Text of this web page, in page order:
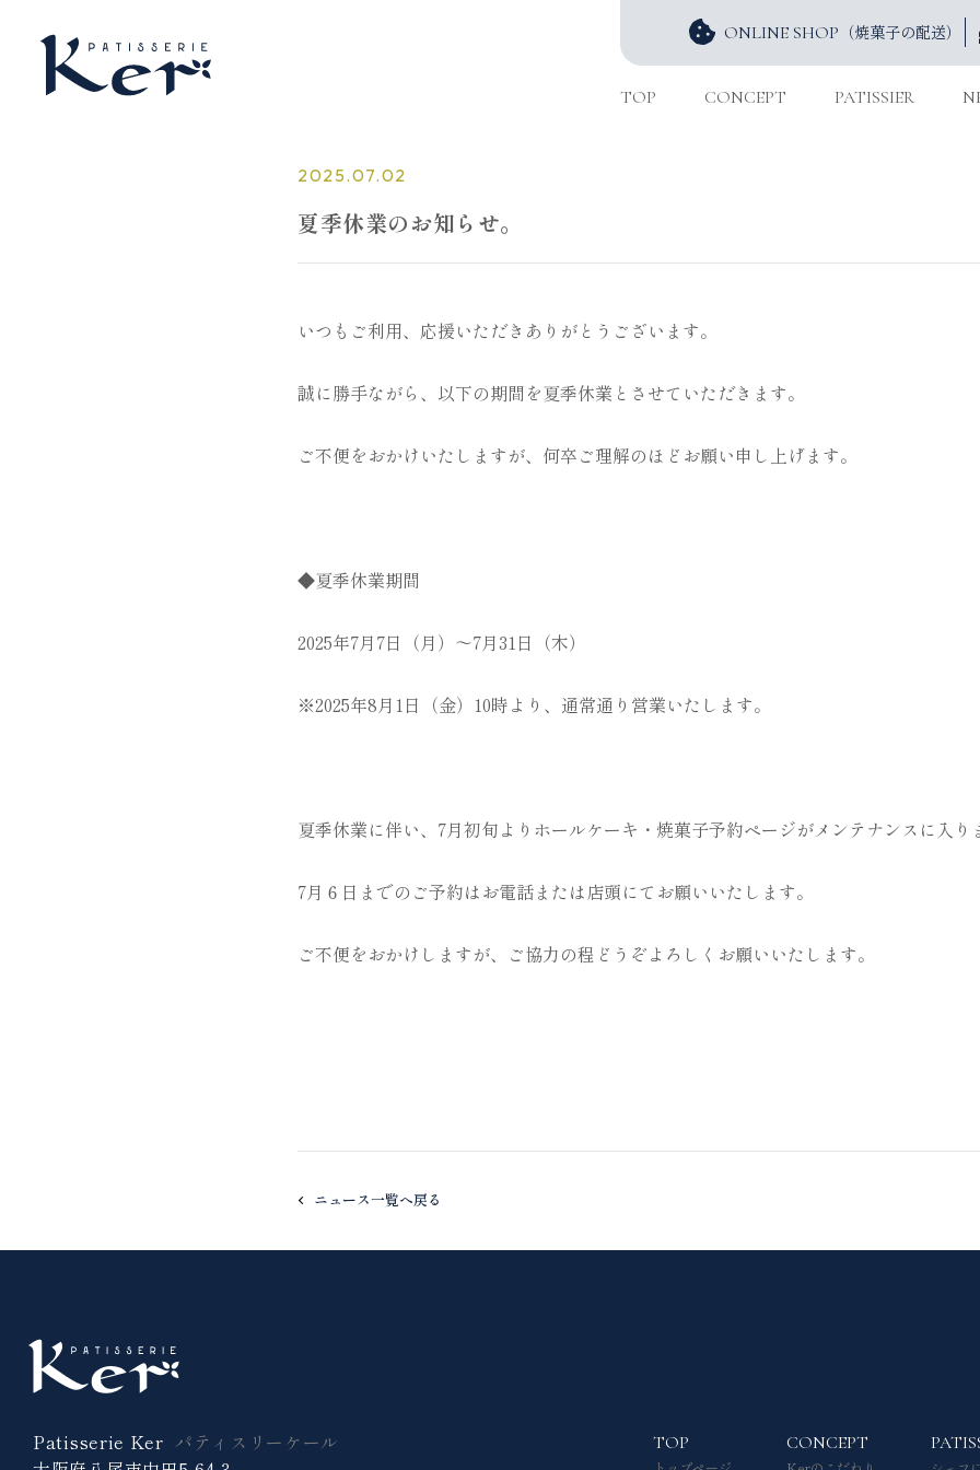
ONLINE SHOP （焼菓子の配送）
TOP CONCEPT PATISSIER
2025.07.02
夏季休業のお知らせ。
いつもご利用、応援いただきありがとうございます。
誠に勝手ながら、以下の期間を夏季休業とさせていただきます。
ご不便をおかけいたしますが、何卒ご理解のほどお願い申し上げます。
◆夏季休業期間
2025年7月7日（月）～7月31日（木）
※2025年8月1日（金）10時より、通常通り営業いたします。
夏季休業に伴い、7月初旬よりホールケーキ・焼菓子予約ページがメンテナンスに入り
7月６日までのご予約はお電話または店頭にてお願いいたします。
ご不便をおかけしますが、ご協力の程どうぞよろしくお願いいたします。
ニュース一覧へ戻る
Patisserie Ker パティスリーケール
TOP CONCEPT